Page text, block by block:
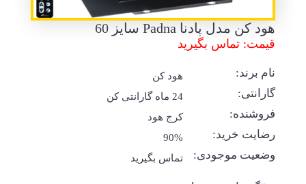
هود کن مدل پادنا Padna سایز 60
قیمت: تماس بگیرید
نام برند: هود کن
گارانتی: 24 ماه گارانتی کن
فروشنده: کرج هود
رضایت خرید: 90%
وضعیت موجودی: تماس بگیرید